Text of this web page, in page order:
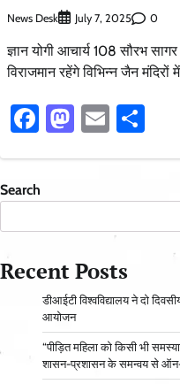
News Desk July 7, 2025 0
ज्ञान योगी आचार्य 108 सौरभ
विराजमान रहेंगे विभिन्न जैन
Facebook
Mastodon
Email
Search
Recent Posts
डीआईटी विश्वविद्यालय ने दो
आयोजन
“पीड़ित महिला को किसी भी
शासन-प्रशासन के समन्वय से ऑन-